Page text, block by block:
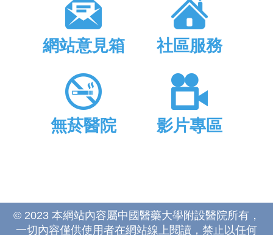
網站意見箱 社區服務
無菸醫院 影片專區
© 2023 本網站內容屬中國醫藥大學附設醫院所有，
一切內容僅供使用者在網站線上閱讀，禁止以任何